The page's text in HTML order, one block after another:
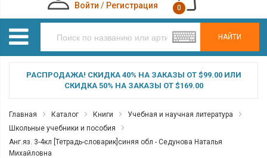
НАЙТИ
Войти / Регистрация 0
РАСПРОДАЖА! СКИДКА 40% НА ЗАКАЗЫ ОТ $99.00 ИЛИ
СКИДКА 50% НА ЗАКАЗЫ ОТ $169.00
Главная Каталог Книги
Учебная и научная литература
Школьные учебники и пособия
Анг.яз. 3-4кл [Тетрадь-словарик]синяя обл - Седунова Наталья
Михайловна